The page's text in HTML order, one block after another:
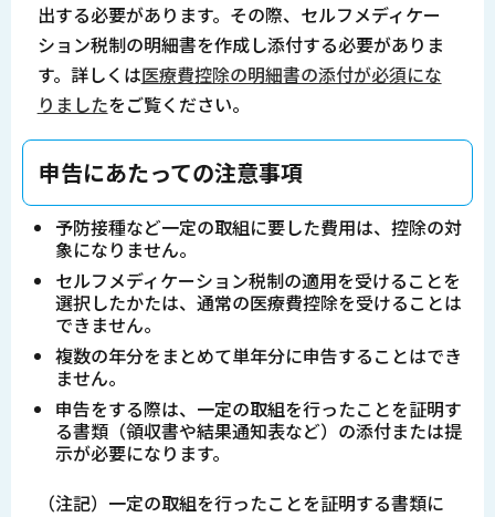
出する必要があります。その際、セルフメディケー
ション税制の明細書を作成し添付する必要がありま
す。詳しくは医療費控除の明細書の添付が必須にな
りましたをご覧ください。
申告にあたっての注意事項
予防接種など一定の取組に要した費用は、控除の対
象になりません。
セルフメディケーション税制の適用を受けることを
選択したかたは、通常の医療費控除を受けることは
できません。
複数の年分をまとめて単年分に申告することはでき
ません。
申告をする際は、一定の取組を行ったことを証明す
る書類（領収書や結果通知表など）の添付または提
示が必要になります。
（注記）一定の取組を行ったことを証明する書類に